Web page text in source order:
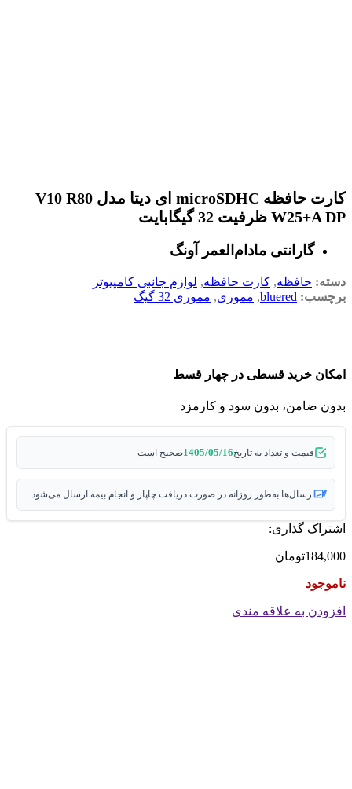
کارت حافظه microSDHC ای دیتا مدل V10 R80
W25+A DP ظرفیت 32 گیگابایت
گارانتی مادام‌العمر آونگ
دسته: حافظه, کارت حافظه, لوازم جانبی کامپیوتر
برچسب: bluered
, مموری, مموری 32 گیگ
امکان خرید قسطی در چهار قسط
بدون ضامن، بدون سود و کارمزد
قیمت و تعداد به تاریخ1405/05/16صحیح است
ارسال‌ها به‌طور روزانه در صورت دریافت چاپار و انجام بیمه ارسال می‌شود
اشتراک گذاری:
184,000تومان
ناموجود
افزودن به علاقه مندی